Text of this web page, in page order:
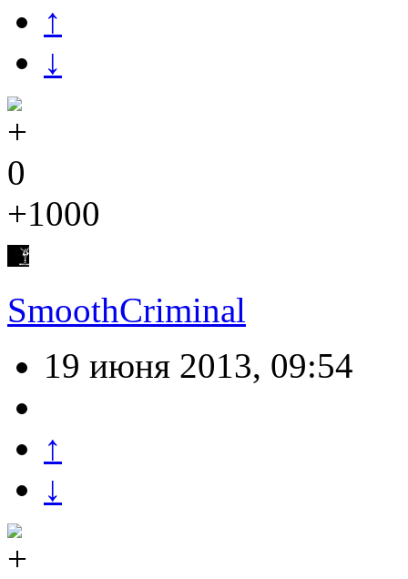
↑
↓
0
+1000
SmoothCriminal
19 июня 2013, 09:54
↑
↓